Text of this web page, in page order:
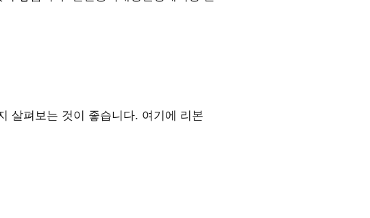
살펴보는 것이 좋습니다. 여기에 리본